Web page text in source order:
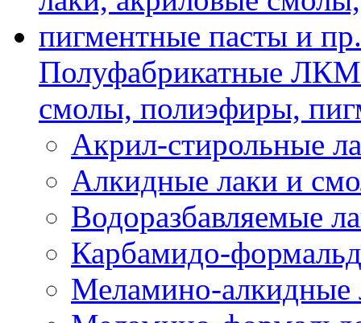
Полуфабрикатные ЛКМ
смолы, полиэфиры,
Акрил-стирольные
Алкидные лаки и
Водоразбавляемые
Карбамидо-
Меламино-алкидные